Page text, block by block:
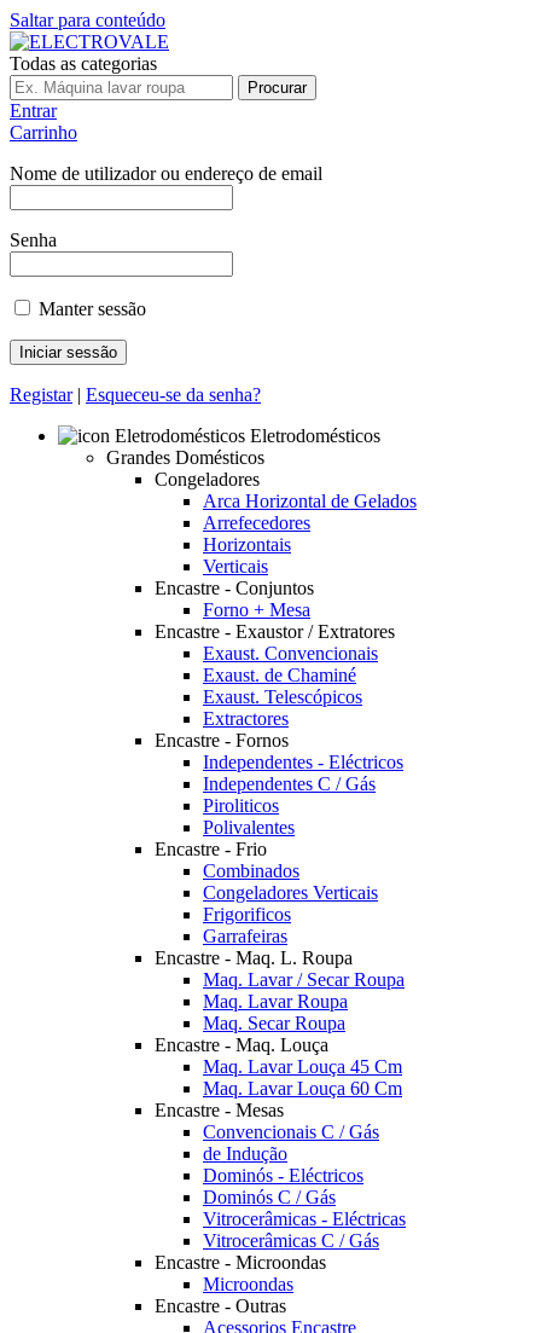
Saltar para conteúdo
Todas as categorias
Procurar
Entrar
Carrinho
Nome de utilizador ou endereço de email
Senha
Manter sessão
Registar| Esqueceu-se da senha?
Eletrodomésticos
Grandes Domésticos
Congeladores
Arca Horizontal de Gelados
Arrefecedores
Horizontais
Verticais
Encastre - Conjuntos
Forno + Mesa
Encastre - Exaustor / Extratores
Exaust. Convencionais
Exaust. de Chaminé
Exaust. Telescópicos
Extractores
Encastre - Fornos
Independentes - Eléctricos
Independentes C / Gás
Piroliticos
Polivalentes
Encastre - Frio
Combinados
Congeladores Verticais
Frigorificos
Garrafeiras
Encastre - Maq. L. Roupa
Maq. Lavar / Secar Roupa
Maq. Lavar Roupa
Maq. Secar Roupa
Encastre - Maq. Louça
Maq. Lavar Louça 45 Cm
Maq. Lavar Louça 60 Cm
Encastre - Mesas
Convencionais C / Gás
de Indução
Dominós - Eléctricos
Dominós C / Gás
Vitrocerâmicas - Eléctricas
Vitrocerâmicas C / Gás
Encastre - Microondas
Microondas
Encastre - Outras
Acessorios Encastre